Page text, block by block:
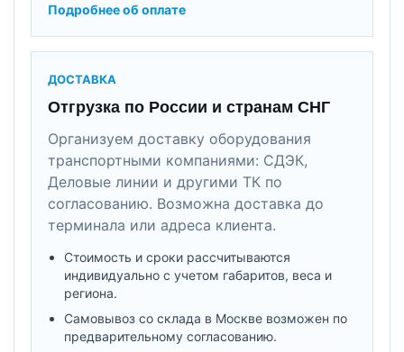
Подробнее об оплате
ДОСТАВКА
Отгрузка по России и странам СНГ
Организуем доставку оборудования
транспортными компаниями: СДЭК,
Деловые линии и другими ТК по
согласованию. Возможна доставка до
терминала или адреса клиента.
Стоимость и сроки рассчитываются
индивидуально с учетом габаритов, веса и
региона.
Самовывоз со склада в Москве возможен по
предварительному согласованию.